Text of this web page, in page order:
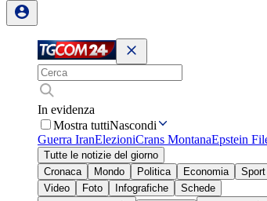
In evidenza
Mostra tuttiNascondi
Guerra IranElezioniCrans MontanaEpstein
Tutte le notizie del giorno
Cronaca
Mondo Politica Economia Sport
Video
Foto Infografiche
Schede